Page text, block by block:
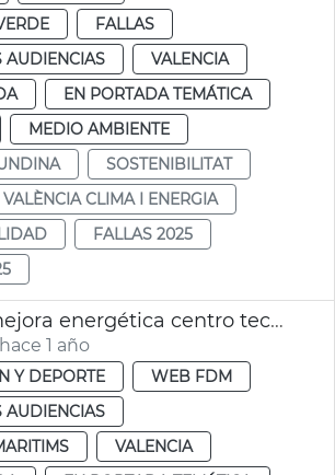
FALLAS
AUDIENCIAS
VALENCIA
EN PORTADA TEMÁTICA
MEDIO AMBIENTE
SOSTENIBILITAT
CLIMA I ENERGIA
FALLAS 2025
València mejora energética centro tecnificación pelota Natzaret
1 año
Y DEPORTE
WEB FDM
AUDIENCIAS
VALENCIA